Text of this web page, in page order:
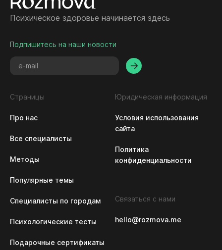
Психическое здоровье начинается здесь
Подпишитесь на наши новости
Страницы
Про нас
Все специалисты
Методы
Популярные темы
Специалисты по городам
Психологические тесты
Подарочные сертификаты
Юридическая информация
Условия использования
сайта
Политика
конфиденциальности
Связаться с нами
hello@rozmova.me